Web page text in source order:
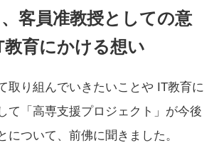
客員准教授としての意
育にかける想い
取り組んでいきたいことや IT教育に
て「高専支援プロジェクト」が今後
について、前佛に聞きました。